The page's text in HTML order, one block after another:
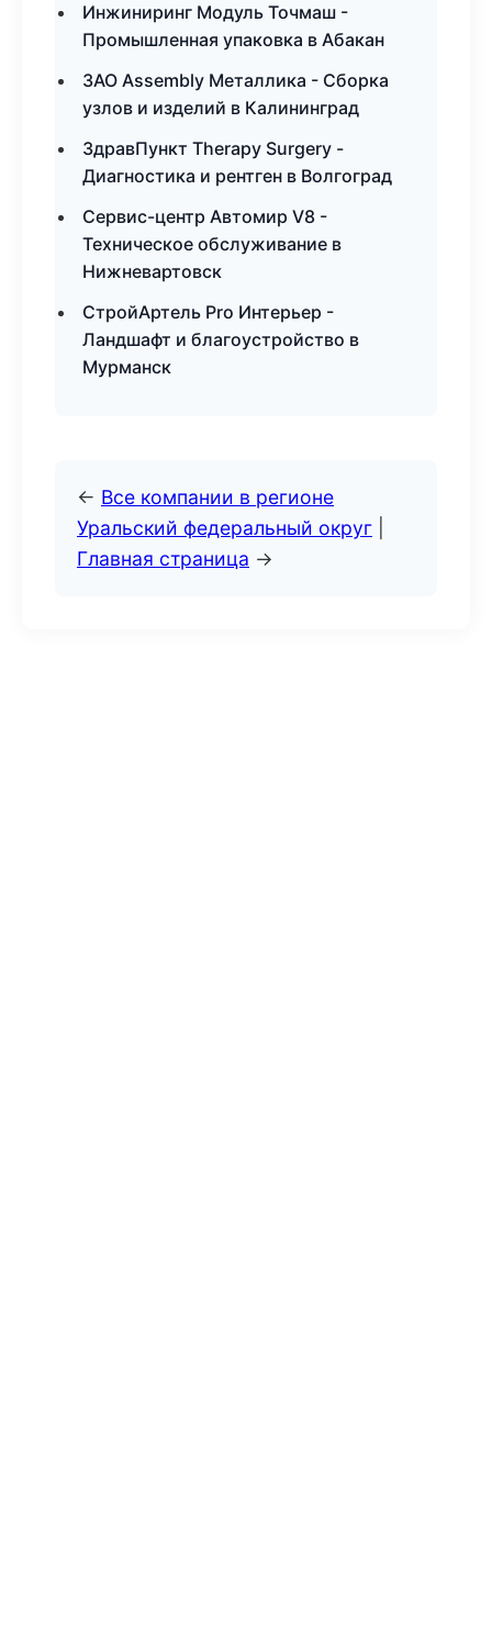
Инжиниринг Модуль Точмаш -
Промышленная упаковка в Абакан
ЗАО Assembly Металлика - Сборка
узлов и изделий в Калининград
ЗдравПункт Therapy Surgery -
Диагностика и рентген в Волгоград
Сервис-центр Автомир V8 -
Техническое обслуживание в
Нижневартовск
СтройАртель Pro Интерьер -
Ландшафт и благоустройство в
Мурманск
← Все компании в регионе
Уральский федеральный округ
Главная страница →